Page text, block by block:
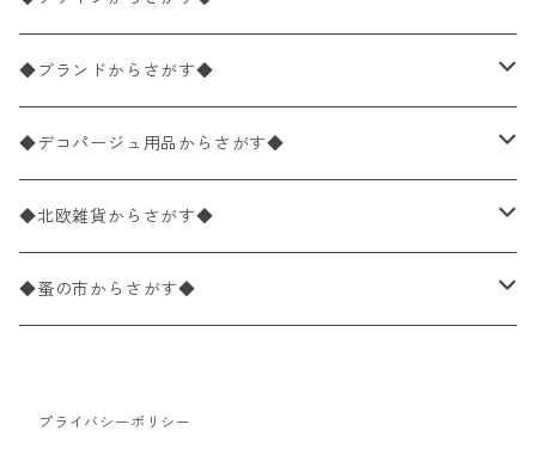
ペーパーナプキン20枚入りパック
ペーパーナプキン10枚入りパック
ライスペーパー
ペーパーリネンナプキン
ワックスペーパー
バラ売り
パック売り
25×25cm（カクテルサイズ）
バラ売り
パック売り
40×40cm（ディナーサイズ）
バラ売り
パック売り
21×21cm（ポケットサイズ）
バラ売り
33cm（ラウンド）
花柄
植物・グリーン柄
動物・鳥・昆虫・蝶柄
海・魚柄
食べ物・フルーツ・野菜・ドリンク柄
◆ブランドからさがす◆
ドイツ製 IHR/イア
ランチサイズ
カクテルサイズ
ドイツ製 Ambiente/アンビエンテ
ランチサイズ
ドイツ製 Paperproducts Design
カクテルサイズ
ランチサイズ
ドイツ製 ti-flair/ティーフレア
◆デコパージュ用品からさがす◆
デコパージュ液
デコパージュ下地
デコパージュはさみ
◆北欧雑貨からさがす◆
シリコンモールド
トレイ
◆蚤の市からさがす◆
北欧雑貨
プライバシーポリシー